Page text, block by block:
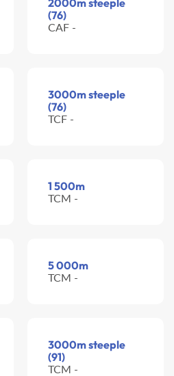
2000m steeple
(76)
CAF -
3000m steeple
(76)
TCF -
1 500m
TCM -
5 000m
TCM -
3000m steeple
(91)
TCM -